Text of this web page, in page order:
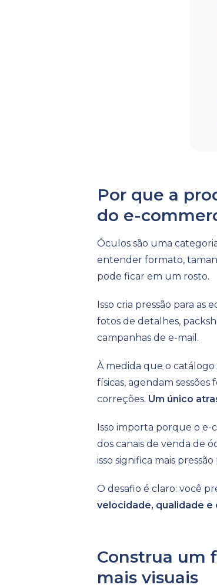
Por que a
do e-
Óculos são uma
entender formato,
pode ficar em um rosto.
Isso cria pressão para as
fotos de detalhes,
campanhas de e-mail.
À medida que o catálogo
físicas, agendam
correções. Um único
Isso importa porque o
dos canais de venda de
isso significa mais
O desafio é claro: você
velocidade, qualidade e
Construa um
mais visuais